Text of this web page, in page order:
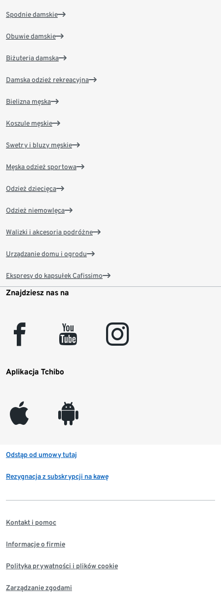
Spodnie damskie
Obuwie damskie
Biżuteria damska
Damska odzież rekreacyjna
Bielizna męska
Koszule męskie
Swetry i bluzy męskie
Męska odzież sportowa
Odzież dziecięca
Odzież niemowlęca
Walizki i akcesoria podróżne
Urządzanie domu i ogrodu
Ekspresy do kapsułek Cafissimo
Znajdziesz nas na
facebook youtube instagram
Aplikacja Tchibo
appleinc android
Odstąp od umowy tutaj
Rezygnacja z subskrypcji na kawę
Kontakt i pomoc
Informacje o firmie
Polityka prywatności i plików cookie
Zarządzanie zgodami